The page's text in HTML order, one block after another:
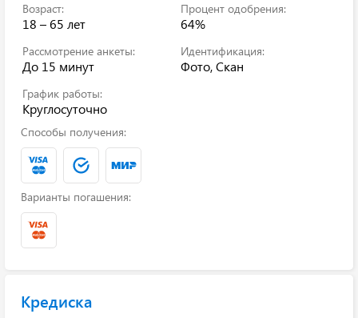
Возраст:
18 – 65 лет
Процент одобрения:
64%
Рассмотрение анкеты:
До 15 минут
Идентификация:
Фото, Скан
График работы:
Круглосуточно
Способы получения:
Варианты погашения:
Кредиска